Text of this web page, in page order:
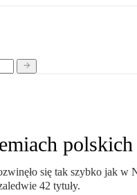
polskich
się tak szybko jak w
42 tytuły.